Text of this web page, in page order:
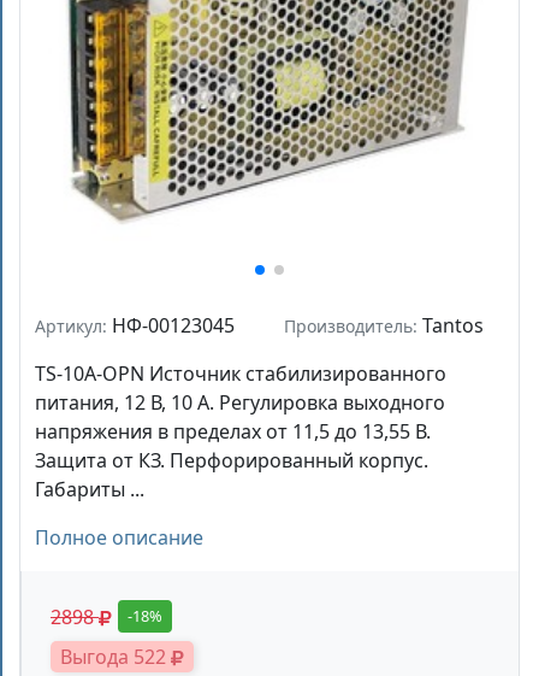
Артикул: НФ-00123045 Производитель: Tantos
TS-10A-OPN Источник стабилизированного
питания, 12 В, 10 А. Регулировка выходного
напряжения в пределах от 11,5 до 13,55 В.
Защита от КЗ. Перфорированный корпус.
Габариты ...
Полное описание
2898 -18%
Выгода 522